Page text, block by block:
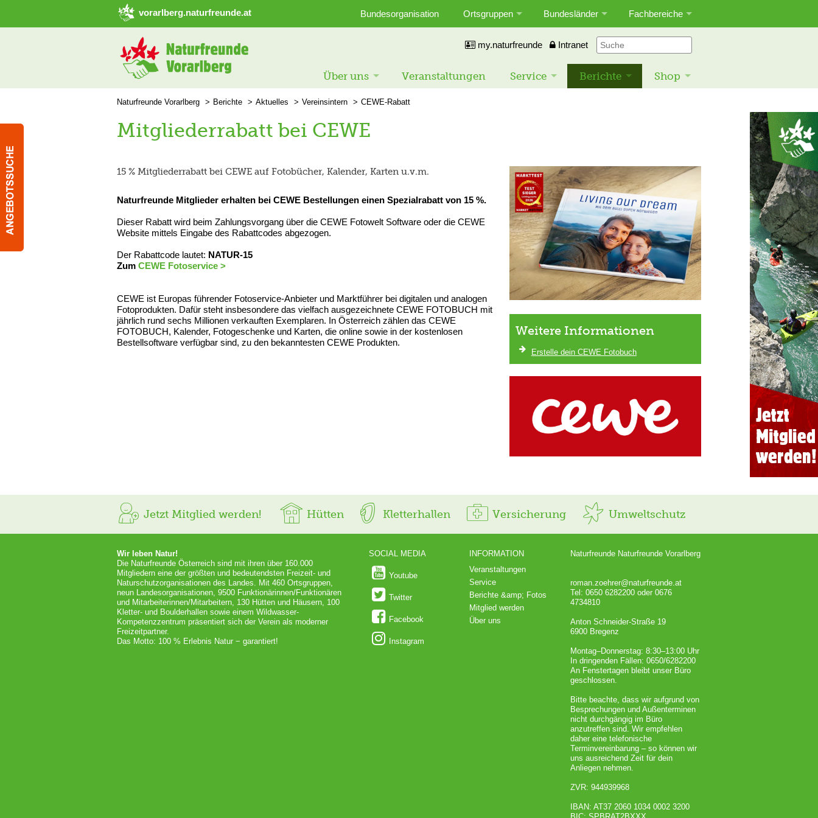
➜ Hauptregion der Seite anspringen
vorarlberg.naturfreunde.at Bundesorganisation Ortsgruppen Bundesländer Fachbereiche
my.naturfreunde Intranet
Über uns Veranstaltungen Service Berichte Shop
Naturfreunde Vorarlberg Berichte Aktuelles Vereinsintern CEWE-Rabatt
Mitgliederrabatt bei CEWE
15 % Mitgliederrabatt bei CEWE auf Fotobücher, Kalender, Karten u.v.m.
Naturfreunde Mitglieder erhalten bei CEWE Bestellungen einen Spezialrabatt von 15 %.
Dieser Rabatt wird beim Zahlungsvorgang über die CEWE Fotowelt Software oder die CEWE
Website mittels Eingabe des Rabattcodes abgezogen.
Der Rabattcode lautet: NATUR-15
Zum CEWE Fotoservice >
CEWE ist Europas führender Fotoservice-Anbieter und Marktführer bei digitalen und analogen
Fotoprodukten. Dafür steht insbesondere das vielfach ausgezeichnete CEWE FOTOBUCH mit
jährlich rund sechs Millionen verkauften Exemplaren. In Österreich zählen das CEWE
FOTOBUCH, Kalender, Fotogeschenke und Karten, die online sowie in der kostenlosen
Bestellsoftware verfügbar sind, zu den bekanntesten CEWE Produkten.
Weitere Informationen
Erstelle dein CEWE Fotobuch
Jetzt Mitglied werden! Hütten Kletterhallen Versicherung Umweltschutz
Wir leben Natur!
Die Naturfreunde Österreich sind mit ihren über 160.000
Mitgliedern eine der größten und bedeutendsten Freizeit- und
Naturschutzorganisationen des Landes. Mit 460 Ortsgruppen,
neun Landesorganisationen, 9500 Funktionärinnen/Funktionären
und Mitarbeiterinnen/Mitarbeitern, 130 Hütten und Häusern, 100
Kletter- und Boulderhallen sowie einem Wildwasser-
Kompetenzzentrum präsentiert sich der Verein als moderner
Freizeitpartner.
Das Motto: 100 % Erlebnis Natur − garantiert!
SOCIAL MEDIA
Youtube
Twitter
Facebook
Instagram
INFORMATION
Veranstaltungen
Service
Berichte &amp; Fotos
Mitglied werden
Über uns
Naturfreunde Naturfreunde Vorarlberg
roman.zoehrer@naturfreunde.at
Tel: 0650 6282200 oder 0676
4734810
Anton Schneider-Straße 19
6900 Bregenz
Montag–Donnerstag: 8:30–13:00 Uhr
In dringenden Fällen: 0650/6282200
An Fenstertagen bleibt unser Büro
geschlossen.
Bitte beachte, dass wir aufgrund von
Besprechungen und Außenterminen
nicht durchgängig im Büro
anzutreffen sind. Wir empfehlen
daher eine telefonische
Terminvereinbarung – so können wir
uns ausreichend Zeit für dein
Anliegen nehmen.
ZVR: 944939968
IBAN: AT37 2060 1034 0002 3200